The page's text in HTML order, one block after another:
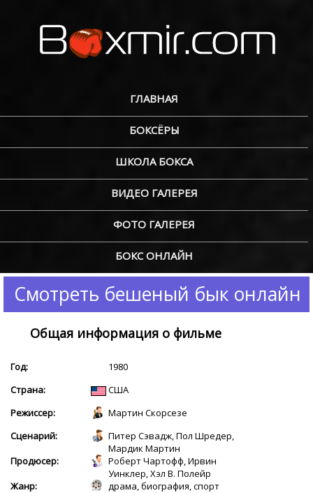
ГЛАВНАЯ
БОКСЁРЫ
ШКОЛА БОКСА
ВИДЕО ГАЛЕРЕЯ
ФОТО ГАЛЕРЕЯ
БОКС ОНЛАЙН
Смотреть бешеный бык онлайн
Общая информация о фильме
Год:
1980
Страна:
США
Режиссер:
Мартин Скорсезе
Сценарий:
Питер Сэвадж, Пол Шредер,
Мардик Мартин
Продюсер:
Роберт Чартофф, Ирвин
Уинклер, Хэл В. Полейр
Жанр:
драма, биография, спорт